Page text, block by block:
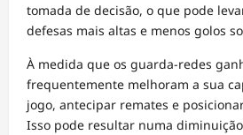
tomada de decisão, o que pode
defesas mais altas e menos golos
À medida que os guarda-redes
frequentemente melhoram a sua
jogo, antecipar remates e
Isso pode resultar numa